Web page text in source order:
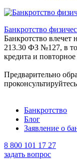
Банкротство
Банкротство влечет
213.30 ФЗ №127, в
кредита и
Предварительно
Банкротство
Блог
Заявление о
8 800 101 17 27
задать вопрос